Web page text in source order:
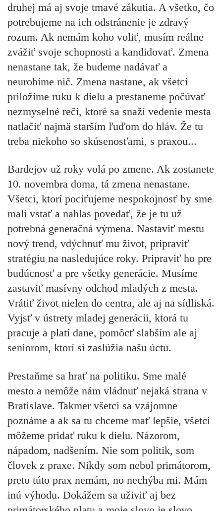
druhej má aj svoje tmavé zákutia. A všetko, čo
potrebujeme na ich odstránenie je zdravý
rozum. Ak nemám koho voliť, musím reálne
zvážiť svoje schopnosti a kandidovať. Zmena
nenastane tak, že budeme nadávať a
neurobíme nič. Zmena nastane, ak všetci
priložíme ruku k dielu a prestaneme počúvať
nezmyselné reči, ktoré sa snaží vedenie mesta
natlačiť najmä starším ľuďom do hláv. Že tu
treba niekoho so skúsenosťami, s praxou...
Bardejov už roky volá po zmene. Ak zostanete
10. novembra doma, tá zmena nenastane.
Všetci, ktorí pociťujeme nespokojnosť by sme
mali vstať a nahlas povedať, že je tu už
potrebná generačná výmena. Nastaviť mestu
nový trend, vdýchnuť mu život, pripraviť
stratégiu na nasledujúce roky. Pripraviť ho pre
budúcnosť a pre všetky generácie. Musíme
zastaviť masívny odchod mladých z mesta.
Vrátiť život nielen do centra, ale aj na sídliská.
Vyjsť v ústrety mladej generácii, ktorá tu
pracuje a platí dane, pomôcť slabším ale aj
seniorom, ktorí si zaslúžia našu úctu.
Prestaňme sa hrať na politiku. Sme malé
mesto a nemôže nám vládnuť nejaká strana v
Bratislave. Takmer všetci sa vzájomne
poznáme a ak sa tu chceme mať lepšie, všetci
môžeme pridať ruku k dielu. Názorom,
nápadom, nadšením. Nie som politik, som
človek z praxe. Nikdy som nebol primátorom,
preto túto prax nemám, no nechýba mi. Mám
inú výhodu. Dokážem sa uživiť aj bez